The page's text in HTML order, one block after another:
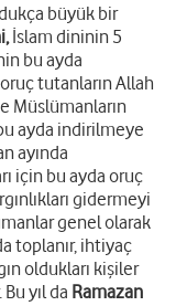
büyük bir
İslam dininin 5
bu ayda
tutanların Allah
Müslümanların
ayda indirilmeye
ayında
için bu ayda oruç
gidermeyi
genel olarak
toplanır, ihtiyaç
oldukları kişiler
yıl da Ramazan